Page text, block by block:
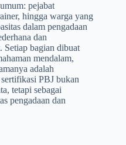
pejabat
hingga warga yang
dalam pengadaan
dan
Setiap bagian dibuat
mendalam,
adalah
PBJ bukan
tetapi sebagai
pengadaan dan